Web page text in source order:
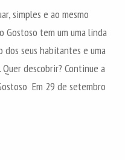
simples e ao mesmo
Gostoso tem um uma linda
seus habitantes e uma
descobrir? Continue a
Em 29 de setembro